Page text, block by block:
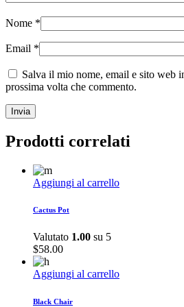
Nome *
Email *
Salva il mio nome, email e sito web
prossima volta che commento.
Prodotti correlati
Aggiungi al carrello
Cactus Pot
Valutato 1.00 su 5
$58.00
Aggiungi al carrello
Black Chair